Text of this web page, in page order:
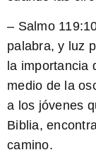
– Salmo
palabra, y luz
la importancia
medio de la
a los jóvenes
Biblia,
camino.